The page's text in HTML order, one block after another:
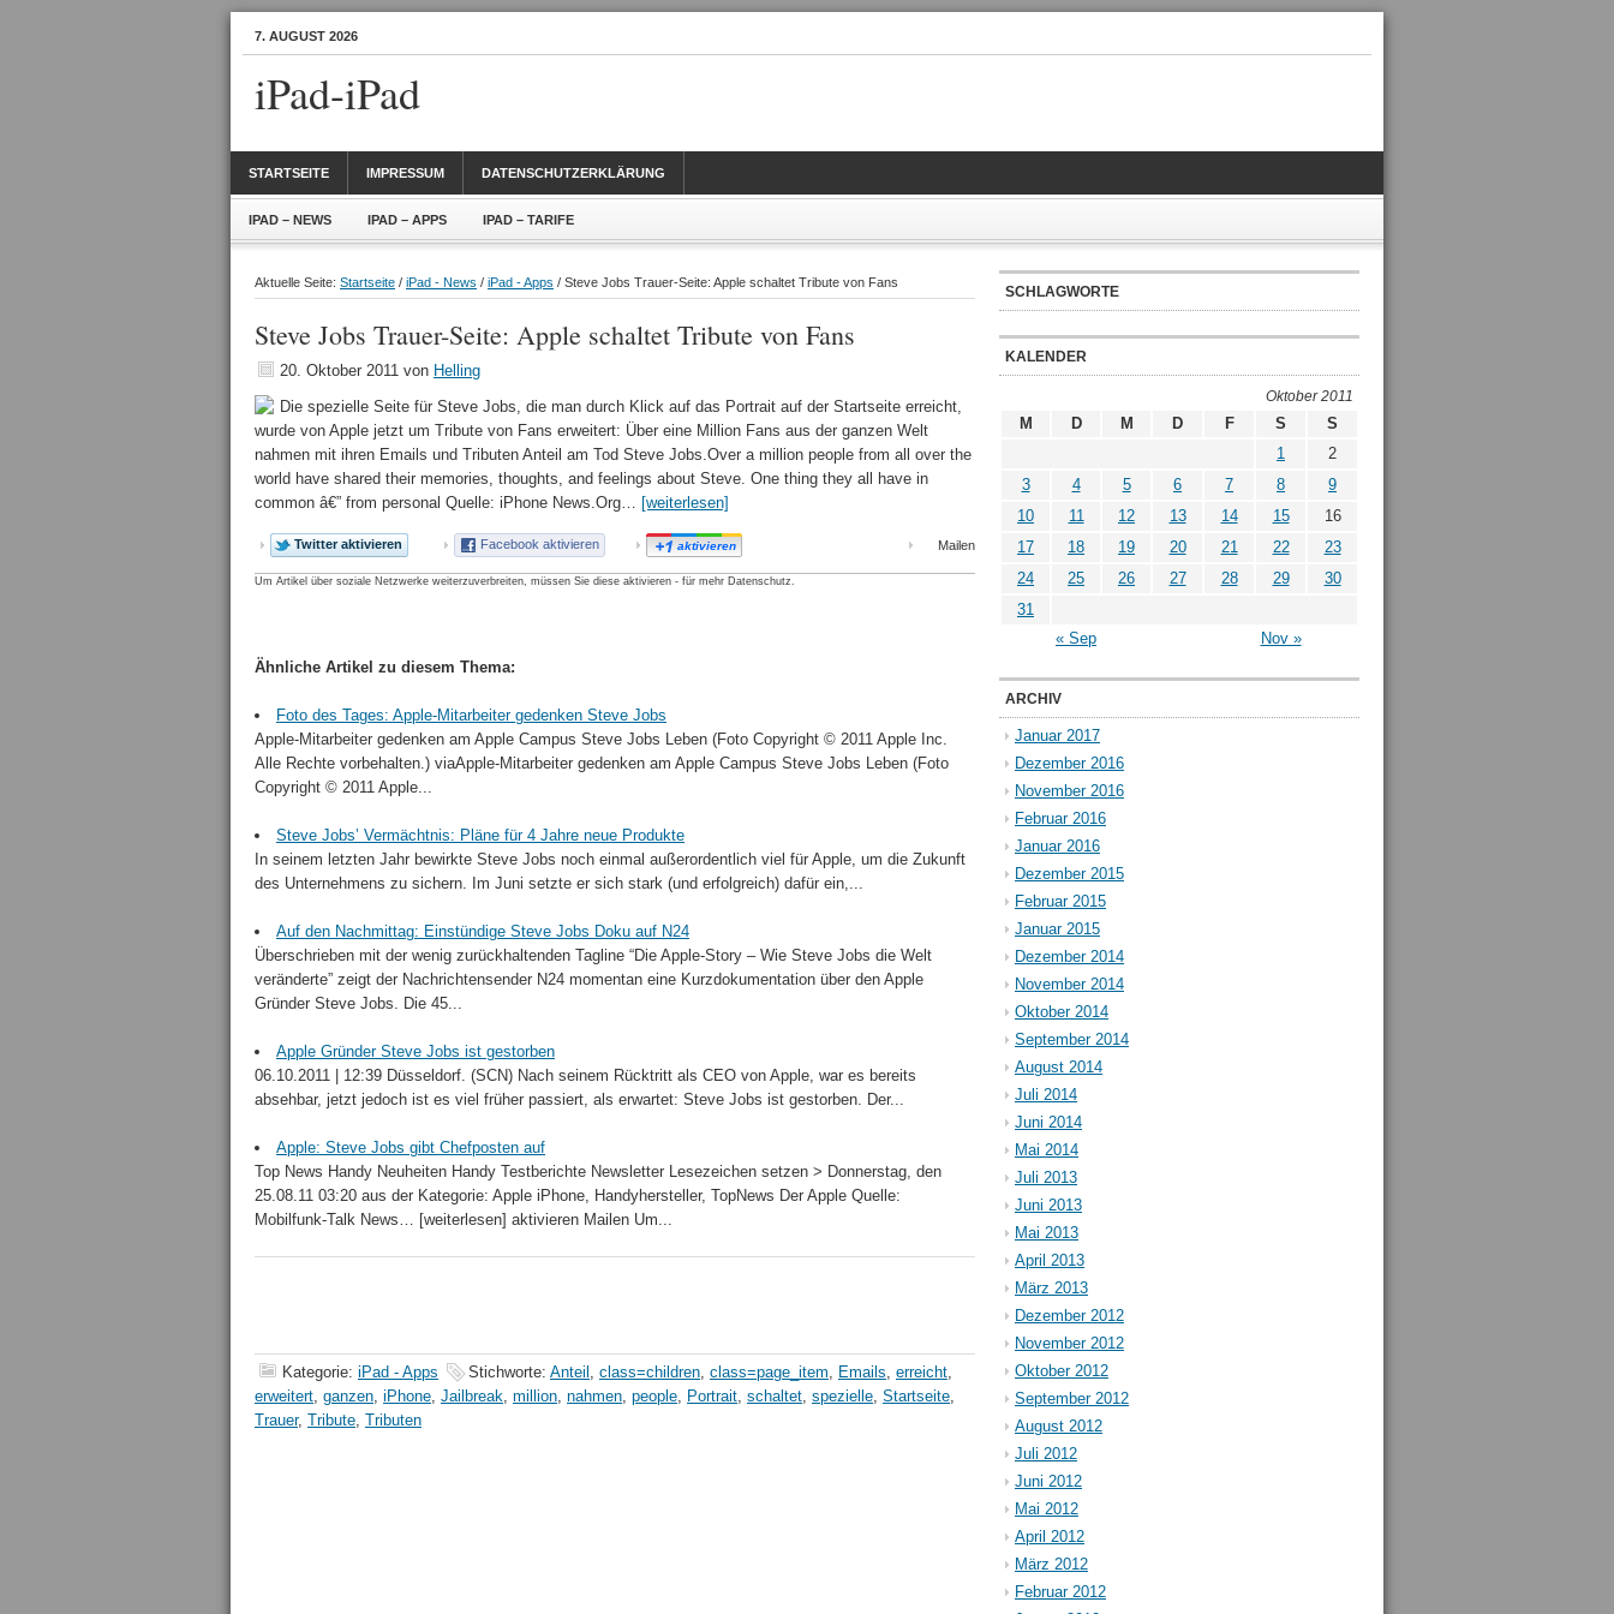
7. AUGUST 2026
iPad-iPad
STARTSEITE IMPRESSUM DATENSCHUTZERKLÄRUNG
IPAD – NEWS IPAD – APPS IPAD – TARIFE
Aktuelle Seite: Startseite / iPad - News / iPad - Apps / Steve Jobs Trauer-Seite: Apple schaltet Tribute von Fans
Steve Jobs Trauer-Seite: Apple schaltet Tribute von Fans
20. Oktober 2011 von Helling
Die spezielle Seite für Steve Jobs, die man durch Klick auf das Portrait auf der Startseite erreicht,
wurde von Apple jetzt um Tribute von Fans erweitert: Über eine Million Fans aus der ganzen Welt
nahmen mit ihren Emails und Tributen Anteil am Tod Steve Jobs.Over a million people from all over the
world have shared their memories, thoughts, and feelings about Steve. One thing they all have in
common â€” from personal Quelle: iPhone News.Org… [weiterlesen]
Twitter aktivieren Facebook aktivieren aktivieren Mailen
Um Artikel über soziale Netzwerke weiterzuverbreiten, müssen Sie diese aktivieren - für mehr Datenschutz.
Ähnliche Artikel zu diesem Thema:
Foto des Tages: Apple-Mitarbeiter gedenken Steve Jobs
Apple-Mitarbeiter gedenken am Apple Campus Steve Jobs Leben (Foto Copyright © 2011 Apple Inc.
Alle Rechte vorbehalten.) viaApple-Mitarbeiter gedenken am Apple Campus Steve Jobs Leben (Foto
Copyright © 2011 Apple...
Steve Jobs’ Vermächtnis: Pläne für 4 Jahre neue Produkte
In seinem letzten Jahr bewirkte Steve Jobs noch einmal außerordentlich viel für Apple, um die Zukunft
des Unternehmens zu sichern. Im Juni setzte er sich stark (und erfolgreich) dafür ein,...
Auf den Nachmittag: Einstündige Steve Jobs Doku auf N24
Überschrieben mit der wenig zurückhaltenden Tagline “Die Apple-Story – Wie Steve Jobs die Welt
veränderte” zeigt der Nachrichtensender N24 momentan eine Kurzdokumentation über den Apple
Gründer Steve Jobs. Die 45...
Apple Gründer Steve Jobs ist gestorben
06.10.2011 | 12:39 Düsseldorf. (SCN) Nach seinem Rücktritt als CEO von Apple, war es bereits
absehbar, jetzt jedoch ist es viel früher passiert, als erwartet: Steve Jobs ist gestorben. Der...
Apple: Steve Jobs gibt Chefposten auf
Top News Handy Neuheiten Handy Testberichte Newsletter Lesezeichen setzen > Donnerstag, den
25.08.11 03:20 aus der Kategorie: Apple iPhone, Handyhersteller, TopNews Der Apple Quelle:
Mobilfunk-Talk News… [weiterlesen] aktivieren Mailen Um...
Kategorie: iPad - Apps Stichworte: Anteil , class=children, class=page_item, Emails, erreicht,
erweitert, ganzen, iPhone, Jailbreak, million, nahmen, people, Portrait, schaltet, spezielle, Startseite,
Trauer, Tribute, Tributen
SCHLAGWORTE
KALENDER
Oktober 2011
M D M D F S S
« Sep Nov »
1
2
3
4 5 6 7 8
9
10
11 12 13 14 15
16
17
18 19 20 21 22
23
24
25 26 27 28 29
30
31
ARCHIV
Januar 2017
Dezember 2016
November 2016
Februar 2016
Januar 2016
Dezember 2015
Februar 2015
Januar 2015
Dezember 2014
November 2014
Oktober 2014
September 2014
August 2014
Juli 2014
Juni 2014
Mai 2014
Juli 2013
Juni 2013
Mai 2013
April 2013
März 2013
Dezember 2012
November 2012
Oktober 2012
September 2012
August 2012
Juli 2012
Juni 2012
Mai 2012
April 2012
März 2012
Februar 2012